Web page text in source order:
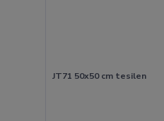
JT71 50x50 cm tesilen